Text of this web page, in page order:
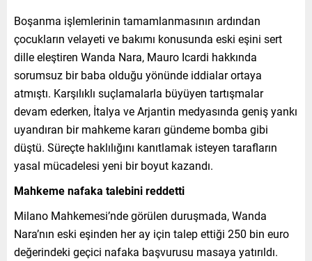
Boşanma işlemlerinin tamamlanmasının ardından
çocukların velayeti ve bakımı konusunda eski eşini sert
dille eleştiren Wanda Nara, Mauro Icardi hakkında
sorumsuz bir baba olduğu yönünde iddialar ortaya
atmıştı. Karşılıklı suçlamalarla büyüyen tartışmalar
devam ederken, İtalya ve Arjantin medyasında geniş yankı
uyandıran bir mahkeme kararı gündeme bomba gibi
düştü. Süreçte haklılığını kanıtlamak isteyen tarafların
yasal mücadelesi yeni bir boyut kazandı.
Mahkeme nafaka talebini reddetti
Milano Mahkemesi’nde görülen duruşmada, Wanda
Nara’nın eski eşinden her ay için talep ettiği 250 bin euro
değerindeki geçici nafaka başvurusu masaya yatırıldı.